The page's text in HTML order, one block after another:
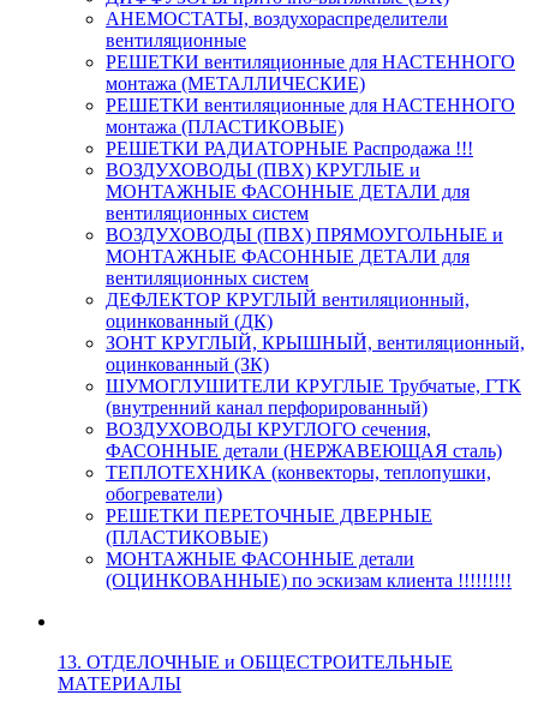
АНЕМОСТАТЫ, воздухораспределители
вентиляционные
РЕШЕТКИ вентиляционные для НАСТЕННОГО
монтажа (МЕТАЛЛИЧЕСКИЕ)
РЕШЕТКИ вентиляционные для НАСТЕННОГО
монтажа (ПЛАСТИКОВЫЕ)
РЕШЕТКИ РАДИАТОРНЫЕ Распродажа !!!
ВОЗДУХОВОДЫ (ПВХ) КРУГЛЫЕ и
МОНТАЖНЫЕ ФАСОННЫЕ ДЕТАЛИ для
вентиляционных систем
ВОЗДУХОВОДЫ (ПВХ) ПРЯМОУГОЛЬНЫЕ и
МОНТАЖНЫЕ ФАСОННЫЕ ДЕТАЛИ для
вентиляционных систем
ДЕФЛЕКТОР КРУГЛЫЙ вентиляционный,
оцинкованный (ДК)
ЗОНТ КРУГЛЫЙ, КРЫШНЫЙ, вентиляционный,
оцинкованный (ЗК)
ШУМОГЛУШИТЕЛИ КРУГЛЫЕ Трубчатые, ГТК
(внутренний канал перфорированный)
ВОЗДУХОВОДЫ КРУГЛОГО сечения,
ФАСОННЫЕ детали (НЕРЖАВЕЮЩАЯ сталь)
ТЕПЛОТЕХНИКА (конвекторы, теплопушки,
обогреватели)
РЕШЕТКИ ПЕРЕТОЧНЫЕ ДВЕРНЫЕ
(ПЛАСТИКОВЫЕ)
МОНТАЖНЫЕ ФАСОННЫЕ детали
(ОЦИНКОВАННЫЕ) по эскизам клиента !!!!!!!!!
13. ОТДЕЛОЧНЫЕ и ОБЩЕСТРОИТЕЛЬНЫЕ
МАТЕРИАЛЫ